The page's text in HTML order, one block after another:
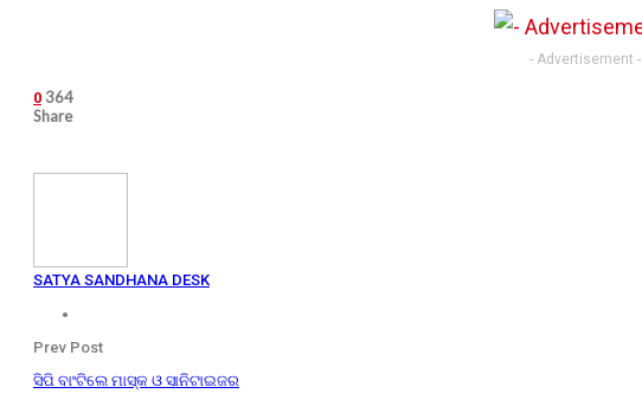
- Advertisement -
0 364
Share
SATYA SANDHANA DESK
Prev Post
ସିପି ବାଂଟିଲେ ମାସ୍କ ଓ ସାନିଟାଇଜର